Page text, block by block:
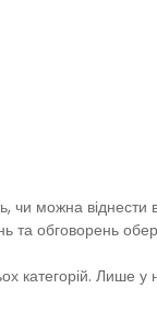
чи можна
та обговорень
категорій. Лише у